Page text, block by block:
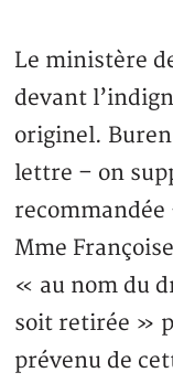
Le ministère
devant
originel.
lettre – on
recommandée
Mme
« au nom du
soit retirée »
prévenu de